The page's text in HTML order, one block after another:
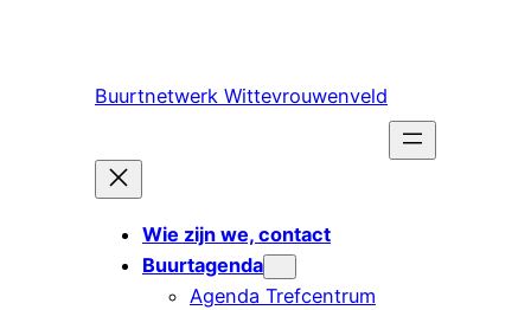
Buurtnetwerk Wittevrouwenveld
Wie zijn we, contact
Buurtagenda
Agenda Trefcentrum